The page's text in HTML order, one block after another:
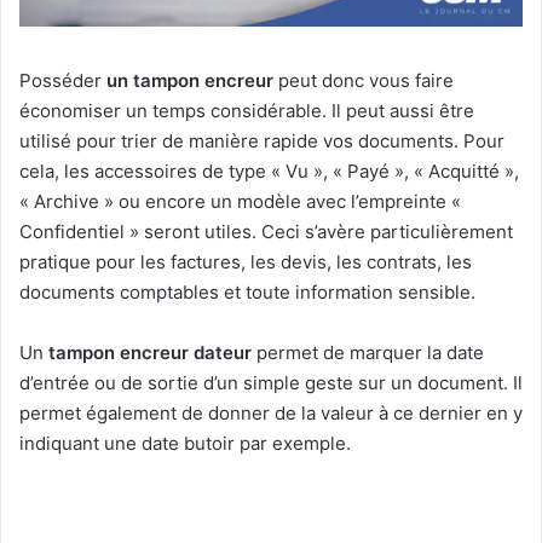
Posséder un tampon encreur peut donc vous faire
économiser un temps considérable. Il peut aussi être
utilisé pour trier de manière rapide vos documents. Pour
cela, les accessoires de type « Vu », « Payé », « Acquitté »,
« Archive » ou encore un modèle avec l’empreinte «
Confidentiel » seront utiles. Ceci s’avère particulièrement
pratique pour les factures, les devis, les contrats, les
documents comptables et toute information sensible.
Un tampon encreur dateur permet de marquer la date
d’entrée ou de sortie d’un simple geste sur un document. Il
permet également de donner de la valeur à ce dernier en y
indiquant une date butoir par exemple.